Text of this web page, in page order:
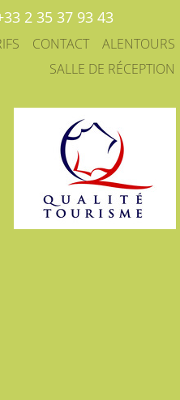
2 35 37 93 43
CONTACT
ALENTOURS
SALLE DE RÉCEPTION